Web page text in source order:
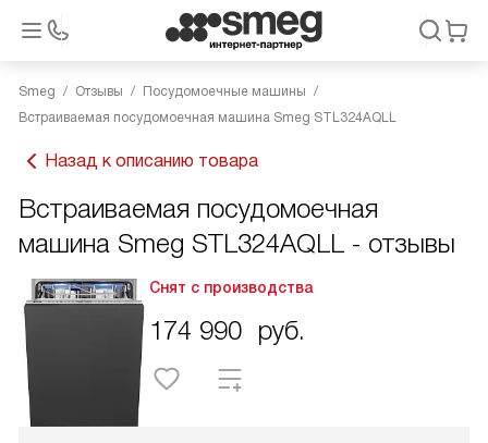
Smeg Отзывы
Посудомоечные машины
Встраиваемая посудомоечная машина Smeg STL324AQLL
Назад к описанию товара
Встраиваемая посудомоечная
машина Smeg STL324AQLL - отзывы
Снят с производства
174 990 руб.